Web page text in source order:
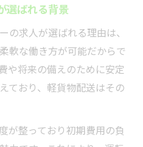
選ばれる背景
の求人が選ばれる理由は、
軟な働き方が可能だからで
や将来の備えのために安定
ており、軽貨物配送はその
が整っており初期費用の負